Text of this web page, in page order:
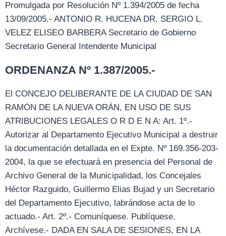
Promulgada por Resolución Nº 1.394/2005 de fecha
13/09/2005.- ANTONIO R. HUCENA DR. SERGIO L.
VELEZ ELISEO BARBERA Secretario de Gobierno
Secretario General Intendente Municipal
ORDENANZA Nº 1.387/2005.-
El CONCEJO DELIBERANTE DE LA CIUDAD DE SAN
RAMÓN DE LA NUEVA ORÁN, EN USO DE SUS
ATRIBUCIONES LEGALES O R D E N A: Art. 1º.-
Autorizar al Departamento Ejecutivo Municipal a destruir
la documentación detallada en el Expte. Nº 169.356-203-
2004, la que se efectuará en presencia del Personal de
Archivo General de la Municipalidad, los Concejales
Héctor Razguido, Guillermo Elias Bujad y un Secretario
del Departamento Ejecutivo, labrándose acta de lo
actuado.- Art. 2º.- Comuníquese. Publíquese.
Archívese.- DADA EN SALA DE SESIONES, EN LA